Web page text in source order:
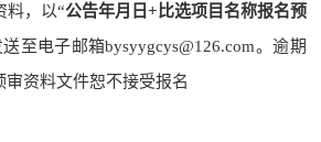
料，以“公告年月日+ 比选项目名称报名预
至电子邮箱bysyygcys@126.com。逾期
资料文件恕不接受报名